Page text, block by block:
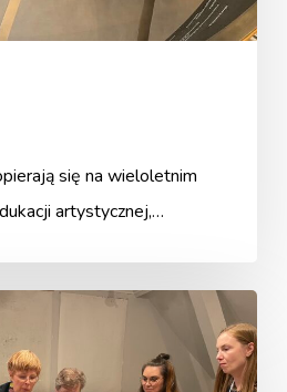
się na wieloletnim
artystycznej,…